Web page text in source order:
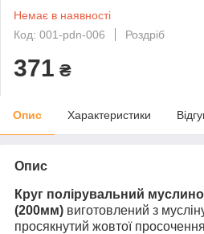
Немає в наявності
Код: 001-pdn-006
Роздріб
371 ₴
Опис Характеристики
Опис
Круг полірувальний
(200мм) виготовлений з
просякнутий жовтої